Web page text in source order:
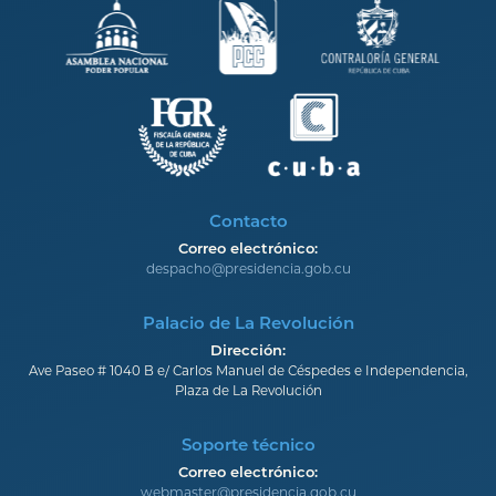
Contacto
Correo electrónico:
despacho@presidencia.gob.cu
Palacio de La Revolución
Dirección:
Ave Paseo # 1040 B e/ Carlos Manuel de Céspedes e Independencia,
Plaza de La Revolución
Soporte técnico
Correo electrónico:
webmaster@presidencia.gob.cu